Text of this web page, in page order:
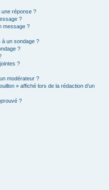
une réponse ?
?
message ?
à un sondage ?
?
?
modérateur ?
» affiché lors de la rédaction d’un
?